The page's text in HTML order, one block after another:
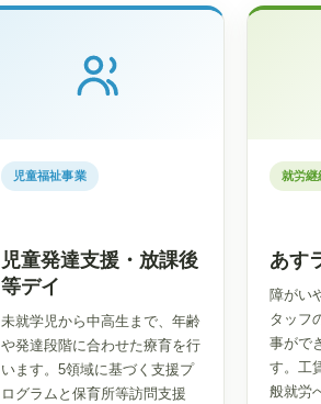
児童福祉事業
児童発達支援・放課後
等デイ
未就学児から中高生まで、年齢
や発達段階に合わせた療育を行
います。5領域に基づく支援プ
ログラムと保育所等訪問支援
就労継
あす
障がい
タッフ
事がで
す。工
般就労